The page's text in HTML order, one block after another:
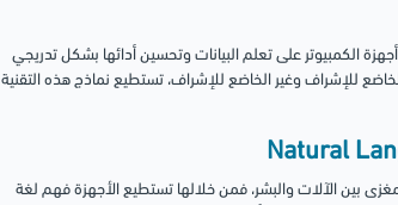
الكمبيوتر على تعلم البيانات وتحسين أدائها بشكل تدريجي
للإشراف وغير الخاضع للإشراف، تستطيع نماذج هذه التقنية
بين الآلات والبشر، فمن خلالها تستطيع الأجهزة فهم لغة